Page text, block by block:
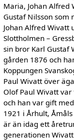
Maria, Johan Alfred
Gustaf Nilsson som
Johan Alfred
Slottholmen –
sin bror Karl Gustaf
gården 1876 och
Koppungen
Paul Wivatt över
Olof Paul Wivatt
och han var gift
1921 i Århult,
är än idag ett
generationen